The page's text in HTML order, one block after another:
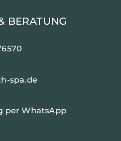
BERATUNG
spa.de
per WhatsApp